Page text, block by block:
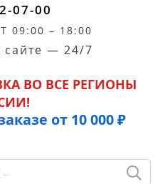
07-00
– 18:00
— 24/7
ВО ВСЕ РЕГИОНЫ
от 10 000 ₽